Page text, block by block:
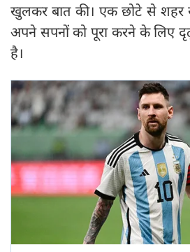
खुलकर बात की। एक छोटे से शहर
अपने सपनों को पूरा करने के लिए
है।